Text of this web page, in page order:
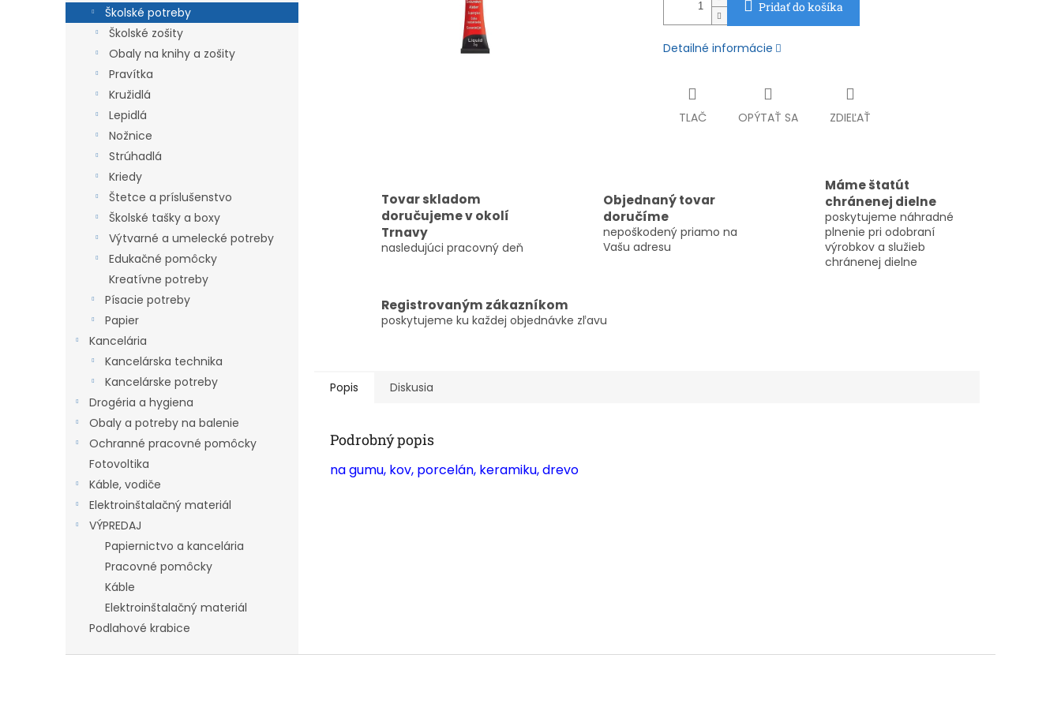
Školské potreby
Školské zošity
Obaly na knihy a zošity
Pravítka
Kružidlá
Lepidlá
Nožnice
Strúhadlá
Kriedy
Štetce a príslušenstvo
Školské tašky a boxy
Výtvarné a umelecké potreby
Edukačné pomôcky
Kreatívne potreby
Písacie potreby
Papier
Kancelária
Kancelárska technika
Kancelárske potreby
Drogéria a hygiena
Obaly a potreby na balenie
Ochranné pracovné pomôcky
Fotovoltika
Káble, vodiče
Elektroinštalačný materiál
VÝPREDAJ
Papiernictvo a kancelária
Pracovné pomôcky
Káble
Elektroinštalačný materiál
Podlahové krabice
Pridať do košíka
Detailné informácie
TLAČ OPÝTAŤ SA ZDIEĽAŤ
Tovar skladom
doručujeme v okolí
Trnavy
nasledujúci pracovný deň
Objednaný tovar
doručíme
nepoškodený priamo na
Vašu adresu
Máme štatút
chránenej dielne
poskytujeme náhradné
plnenie pri odobraní
výrobkov a služieb
chránenej dielne
Registrovaným zákazníkom
poskytujeme ku každej objednávke zľavu
Popis Diskusia
Podrobný popis
na gumu, kov, porcelán, keramiku, drevo